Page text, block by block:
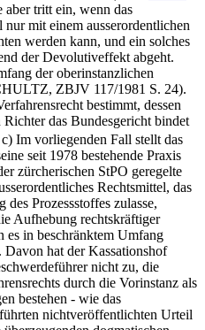
tritt ein, wenn das
mit einem ausserordentlichen
werden kann, und ein solches
der Devolutiveffekt abgeht.
der oberinstanzlichen
ZBJV 117/1981 S. 24).
bestimmt, dessen
das Bundesgericht bindet
Im vorliegenden Fall stellt das
seit 1978 bestehende Praxis
zürcherischen StPO geregelte
Rechtsmittel, das
Prozessstoffes zulasse,
Aufhebung rechtskräftiger
es in beschränktem Umfang
hat der Kassationshof
nicht zu, die
durch die Vorinstanz als
bestehen - wie das
nichtveröffentlichten Urteil